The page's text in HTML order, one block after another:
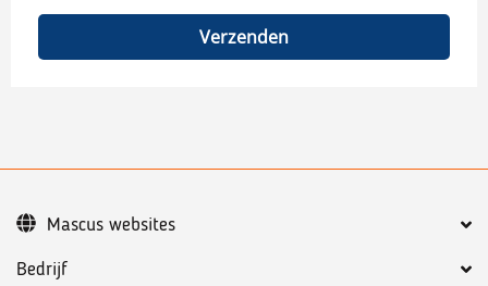
Verzenden
Bedrijf
Mascus websites